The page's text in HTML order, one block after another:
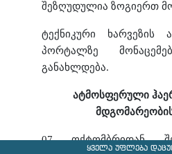
შეზღუდულია ზოგიერთ
ტექნიკური ხარვეზის
პორტალზე
განახლდება.
ატმოსფერული
07 ოქტომბრიდან
ყველა უფლება